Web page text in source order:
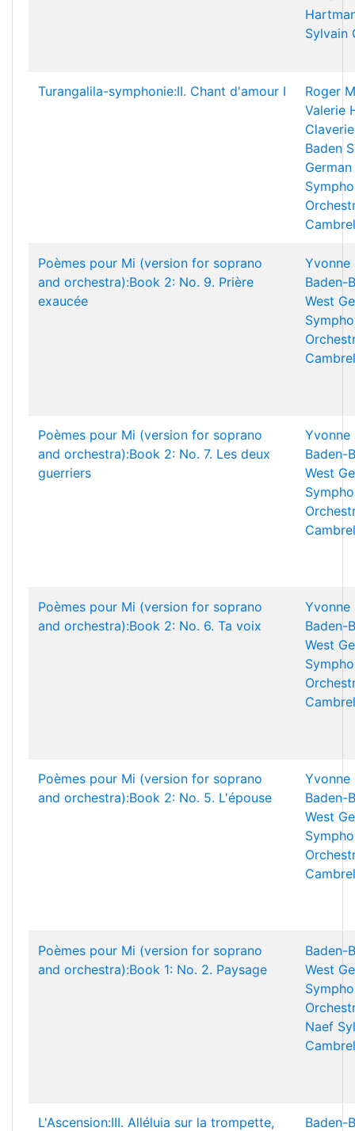
Sylvain
Turangalila-symphonie:II. Chant d'amour I
Roger
Valerie
Claverie
Baden
Poèmes pour Mi (version for soprano
and orchestra):Book 2: No. 9. Prière
exaucée
Yvonne
Baden-
West
Poèmes pour Mi (version for soprano
and orchestra):Book 2: No. 7. Les deux
guerriers
Yvonne
Baden-
West
Poèmes pour Mi (version for soprano
and orchestra):Book 2: No. 6. Ta voix
Yvonne
Baden-
West
Poèmes pour Mi (version for soprano
and orchestra):Book 2: No. 5. L'épouse
Yvonne
Baden-
West
Poèmes pour Mi (version for soprano
and orchestra):Book 1: No. 2. Paysage
Baden-
West
Naef
L'Ascension:III. Alléluia sur la trompette,
Baden-